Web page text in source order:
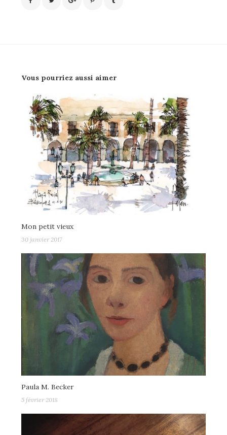
Vous pourriez aussi aimer
Mon petit vieux
30 janvier 2017
Paula M. Becker
5 février 2018